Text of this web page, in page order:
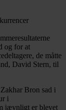
og for at
de måtte
David Stern, til
Bron sad i
i
jævnligt er blevet